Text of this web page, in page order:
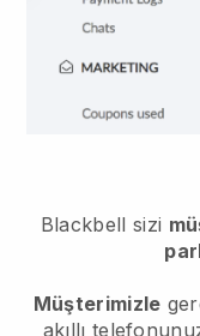
Blackbell sizi
Müşterimizle
akıllı